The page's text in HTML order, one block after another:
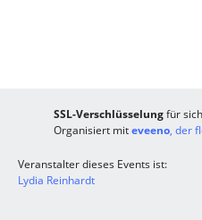
SSL-Verschlüsselungfür
Organisiert miteveeno, der
Veranstalter dieses Events ist:
Lydia Reinhardt